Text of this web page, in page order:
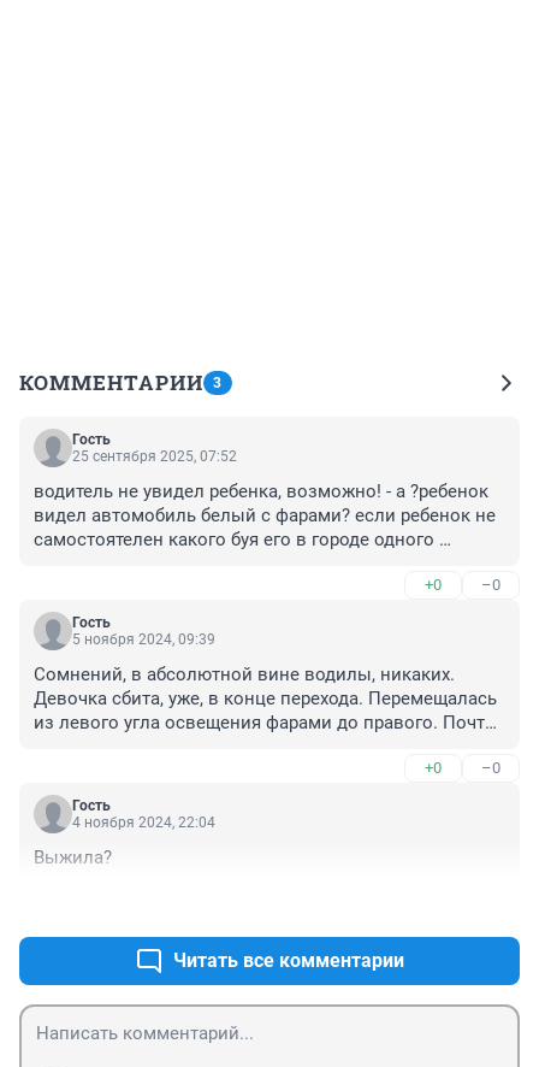
КОММЕНТАРИИ 3
Гость
25 сентября 2025, 07:52
водитель не увидел ребенка, возможно! - а ?ребенок
видел автомобиль белый с фарами? если ребенок не
самостоятелен какого буя его в городе одного
+0 –0
Гость
5 ноября 2024, 09:39
Сомнений, в абсолютной вине водилы, никаких.
Девочка сбита, уже, в конце перехода. Перемещалась
из левого угла освещения фарами до правого. Почти
Сомнения могли быть, выскочи она на переход, с
правой стороны. Безнаказанность порождает
преступную безответственность. Тому, пример
+0 –0
Гость
4 ноября 2024, 22:04
Выжила?
Читать все комментарии